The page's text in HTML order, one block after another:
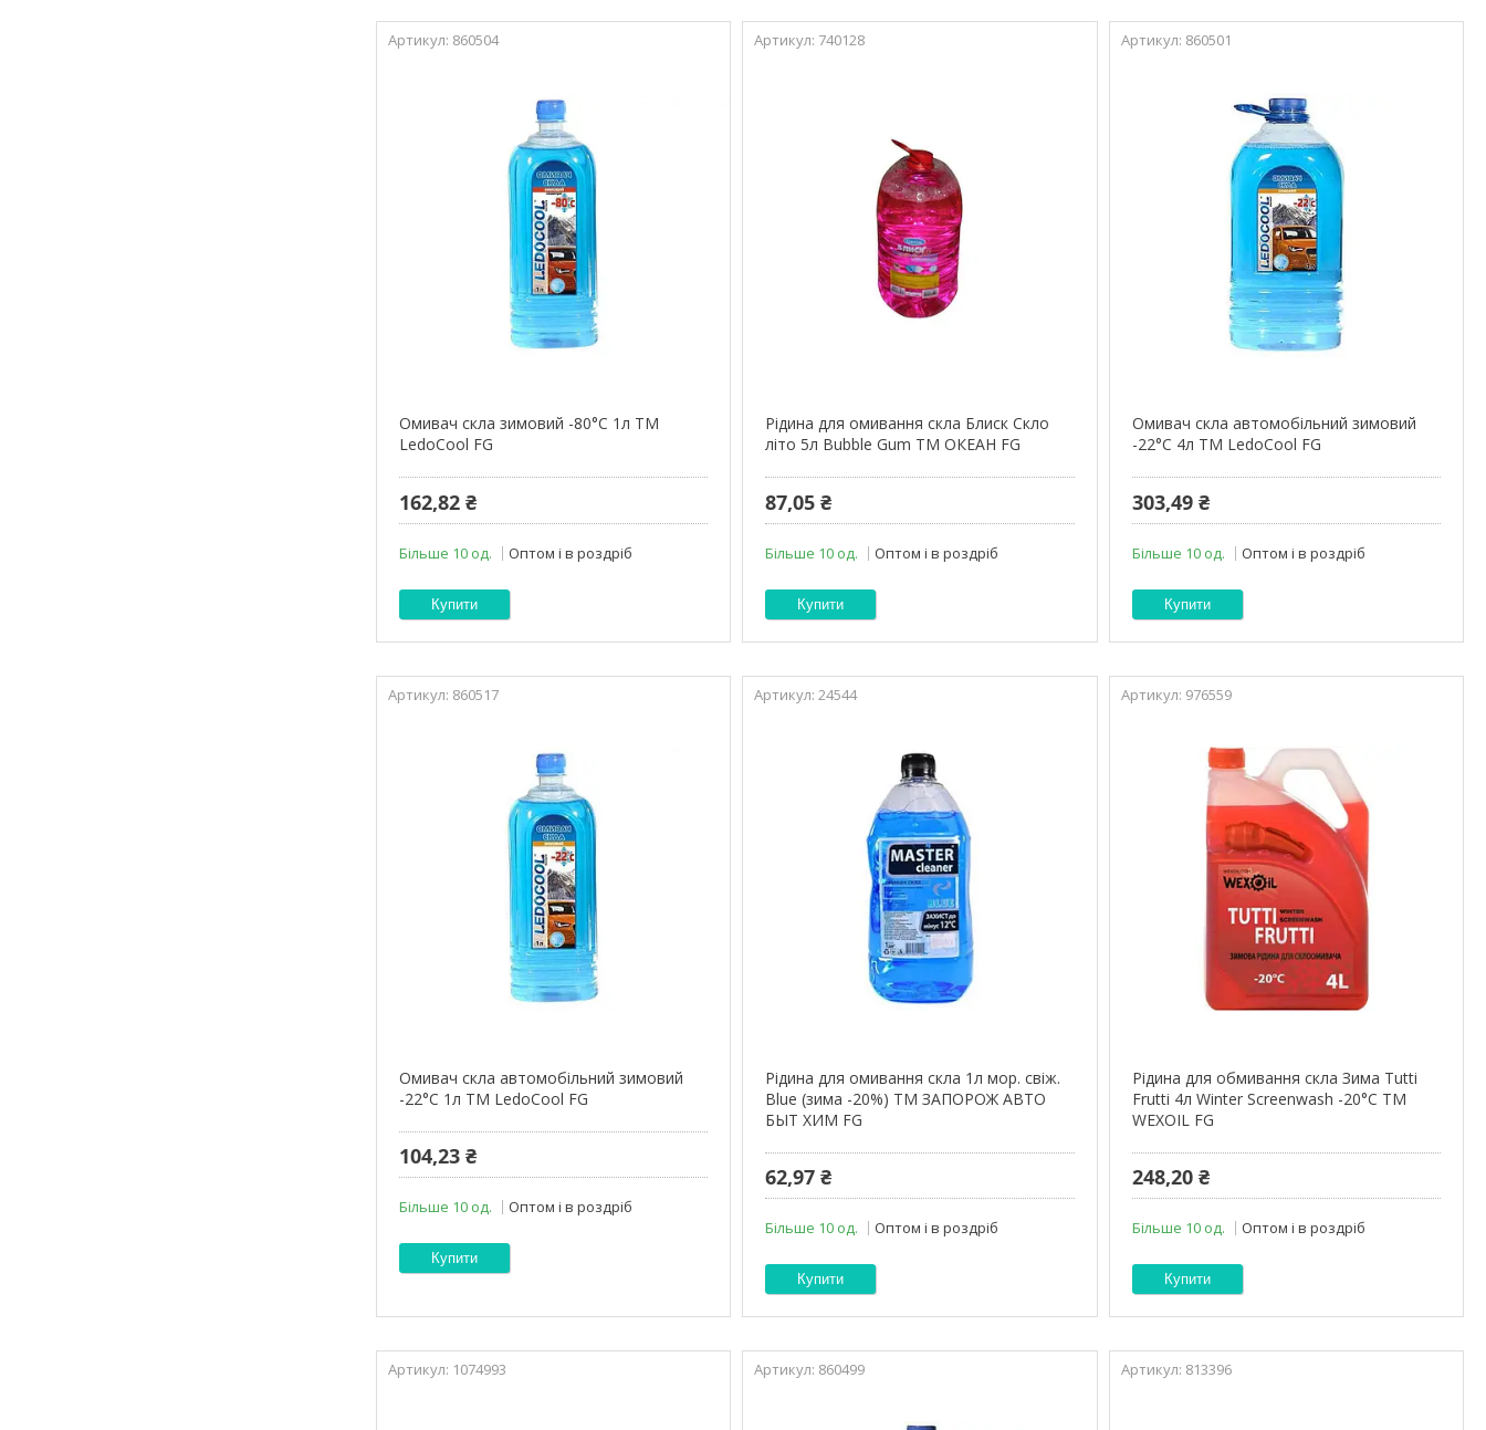
860504
Омивач скла зимовий -80°С 1л ТМ
LedoCool FG
162,82 ₴
Більше 10 од. Оптом і в роздріб
Купити
740128
Рідина для омивання скла Блиск Скло
літо 5л Bubble Gum ТМ ОКЕАН FG
87,05 ₴
Більше 10 од. Оптом і в роздріб
Купити
860501
Омивач скла автомобільний зимовий
-22°С 4л ТМ LedoCool FG
303,49 ₴
Більше 10 од. Оптом і в роздріб
Купити
860517
Омивач скла автомобільний зимовий
-22°С 1л ТМ LedoCool FG
104,23 ₴
Більше 10 од. Оптом і в роздріб
Купити
24544
Рідина для омивання скла 1л мор. свіж.
Blue (зима -20%) ТМ ЗАПОРОЖ АВТО
БЫТ ХИМ FG
62,97 ₴
Більше 10 од. Оптом і в роздріб
Купити
976559
Рідина для обмивання скла Зима Tutti
Frutti 4л Winter Screenwash -20°С ТМ
WEXOIL FG
248,20 ₴
Більше 10 од. Оптом і в роздріб
Купити
1074993 860499 813396